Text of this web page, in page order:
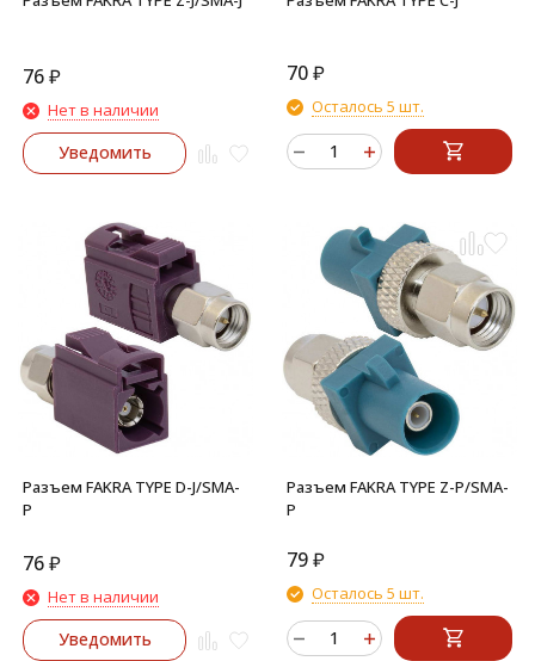
76₽
Нет в наличии
Уведомить
70₽
Осталось 5 шт.
Разъем FAKRA TYPE D-J/SMA-
P
76₽
Нет в наличии
Уведомить
Разъем FAKRA TYPE Z-P/SMA-
P
79₽
Осталось 5 шт.